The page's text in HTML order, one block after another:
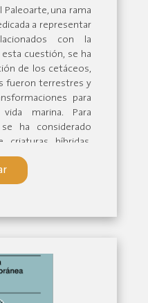
Paleoarte, una rama
a representar
con la
cuestión, se ha
de los cetáceos,
fueron terrestres y
para
marina. Para
ha considerado
híbridas,
a modo de fósiles,
regreso de la
una alegoría de
creaciones se les
ficticio que
indiscutible entre